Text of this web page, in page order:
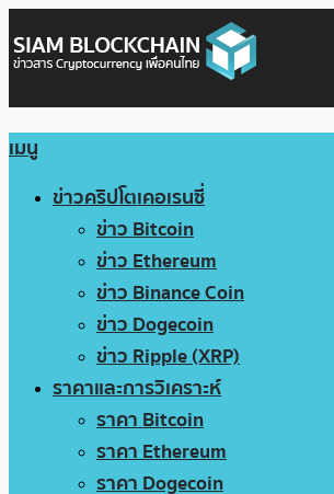
เมนู
ข่าวคริปโตเคอเรนซี่
ข่าว Bitcoin
ข่าว Ethereum
ข่าว Binance Coin
ข่าว Dogecoin
ข่าว Ripple (XRP)
ราคาและการวิเคราะห์
ราคา Bitcoin
ราคา Ethereum
ราคา Dogecoin